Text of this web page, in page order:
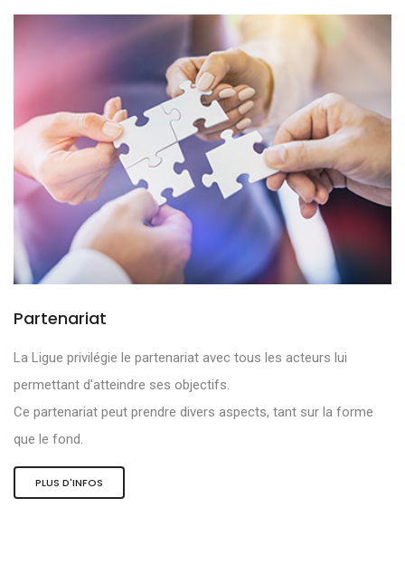
Partenariat
La Ligue privilégie le partenariat avec tous les acteurs lui
permettant d'atteindre ses objectifs.
Ce partenariat peut prendre divers aspects, tant sur la forme
que le fond.
PLUS D'INFOS